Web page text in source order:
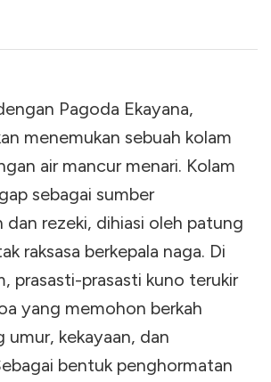
Pagoda Ekayana,
menemukan sebuah kolam
air mancur menari. Kolam
sebagai sumber
dan rezeki, dihiasi oleh patung
raksasa berkepala naga. Di
prasasti-prasasti kuno terukir
yang memohon berkah
umur, kekayaan, dan
bentuk penghormatan